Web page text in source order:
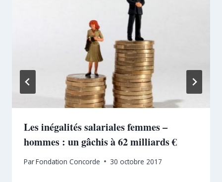
Les inégalités salariales femmes –
hommes : un gâchis à 62 milliards €
ParFondation Concorde 30 octobre 2017